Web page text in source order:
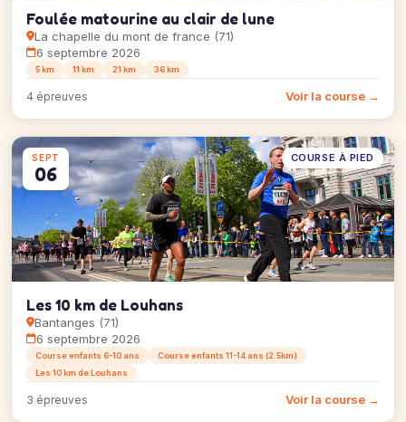
Foulée matourine au clair de lune
La chapelle du mont de france (71)
6 septembre 2026
5 km 11 km 21 km 36 km
4 épreuves Voir la course →
SEPT
06
COURSE À PIED
Les 10 km de Louhans
Bantanges (71)
6 septembre 2026
Course enfants 6-10 ans
Course enfants 11-14 ans (2.5km)
Les 10 km de Louhans
3 épreuves Voir la course →